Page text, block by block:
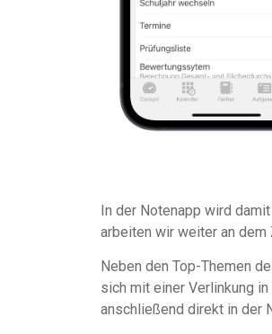
In der Notenapp wird
arbeiten wir weiter an
Neben den Top-Themen
sich mit einer Verlinkung
anschließend direkt in der